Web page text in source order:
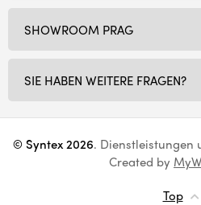
SHOWROOM PRAG
SIE HABEN WEITERE FRAGEN?
© Syntex 2026. Dienstleistungen
Created by
Top